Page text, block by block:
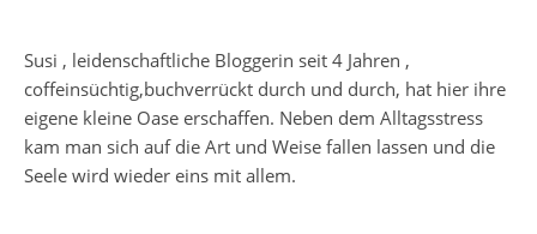
Susi , leidenschaftliche Bloggerin seit 4 Jahren ,
coffeinsüchtig,buchverrückt durch und durch, hat hier ihre
eigene kleine Oase erschaffen. Neben dem Alltagsstress
kam man sich auf die Art und Weise fallen lassen und die
Seele wird wieder eins mit allem.